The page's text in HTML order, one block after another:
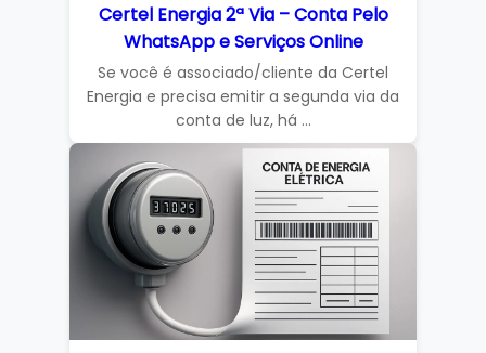
Certel Energia 2ª Via – Conta Pelo
WhatsApp e Serviços Online
Se você é associado/cliente da Certel
Energia e precisa emitir a segunda via da
conta de luz, há ...